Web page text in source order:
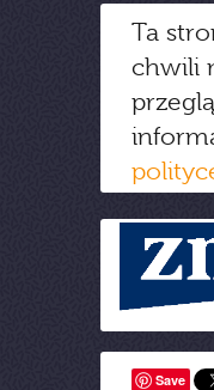
Ta
chwili
Save